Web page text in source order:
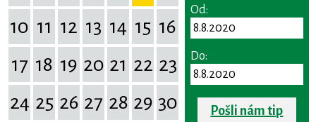
10 11 12 13 14 15 16
17 18 19 20 21 22 23
24 25 26 27 28 29 30
Od:
Do:
Pošli nám tip